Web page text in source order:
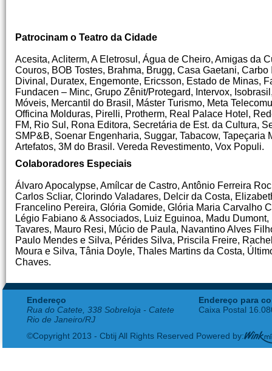
Patrocinam o Teatro da Cidade
Acesita, Acliterm, A Eletrosul, Água de Cheiro, Amigas da
Couros, BOB Tostes, Brahma, Brugg, Casa Gaetani,
Divinal, Duratex, Engemonte, Ericsson, Estado de Minas,
Fundacen – Minc, Grupo Zênit/Protegard, Intervox,
Móveis, Mercantil do Brasil, Máster Turismo, Meta
Officina Molduras, Pirelli, Protherm, Real Palace Hotel,
FM, Rio Sul, Rona Editora, Secretária de Est. da Cultura,
SMP&B, Soenar Engenharia, Suggar, Tabacow, Tapeçaria
Artefatos, 3M do Brasil. Vereda Revestimento, Vox Populi.
Colaboradores Especiais
Álvaro Apocalypse, Amílcar de Castro, Antônio Ferreira
Carlos Scliar, Clorindo Valadares, Delcir da Costa,
Francelino Pereira, Glória Gomide, Glória Maria Carvalho
Légio Fabiano & Associados, Luiz Eguinoa, Madu
Tavares, Mauro Resi, Múcio de Paula, Navantino Alves
Paulo Mendes e Silva, Pérides Silva, Priscila Freire,
Moura e Silva, Tânia Doyle, Thales Martins da Costa,
Chaves.
Endereço
Rua do Catete, 338 Sobreloja - Catete
Rio de Janeiro/RJ
Endereço para
Caixa Postal
©Copyright 2013 - Cbtij All Rights Reserved Powered by: